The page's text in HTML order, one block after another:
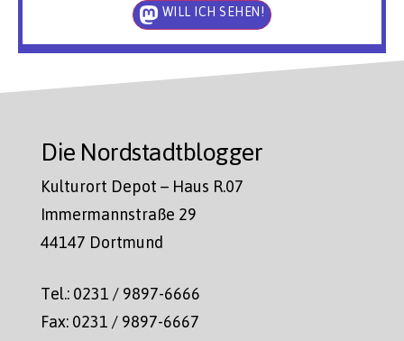
WILL ICH SEHEN!
Die Nordstadtblogger
Kulturort Depot – Haus R.07
Immermannstraße 29
44147 Dortmund
Tel.: 0231 / 9897-6666
Fax: 0231 / 9897-6667